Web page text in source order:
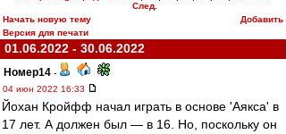
След.
Начать новую тему
Добавить
Версия для печати
01.06.2022 - 30.06.2022
Номер14 -
04 июн 2022 16:33
Йохан Кройфф начал играть в основе 'Аякса' в
17 лет. А должен был — в 16. Но, поскольку он